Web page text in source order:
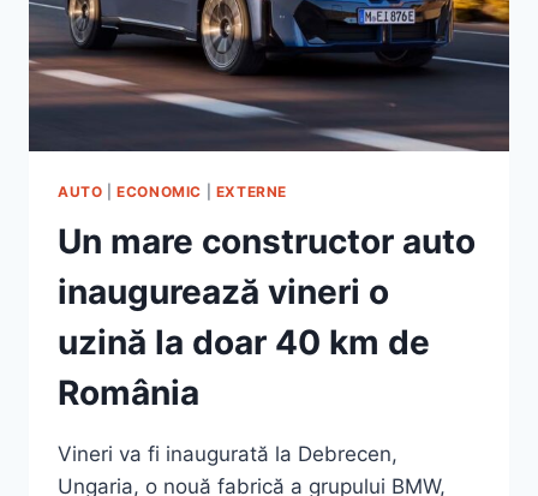
AUTO |ECONOMIC EXTERNE
Un mare constructor auto
inaugurează vineri o
uzină la doar 40 km de
România
Vineri va fi inaugurată la Debrecen,
Ungaria, o nouă fabrică a grupului BMW,